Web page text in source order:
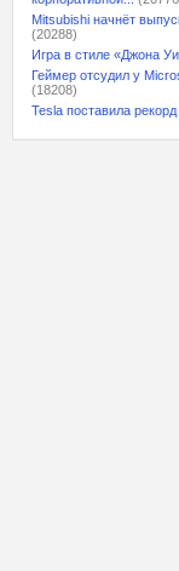
Mitsubishi начнёт
(20288)
Игра в стиле «Джона
Геймер отсудил у
(18208)
Tesla поставила рекорд